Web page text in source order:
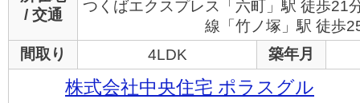
/ 交通
つくばエクスプレス「六町」駅 徒歩21
線「竹ノ塚」駅 徒歩
間取り
4LDK 築年月
株式会社中央住宅 ポラスグル